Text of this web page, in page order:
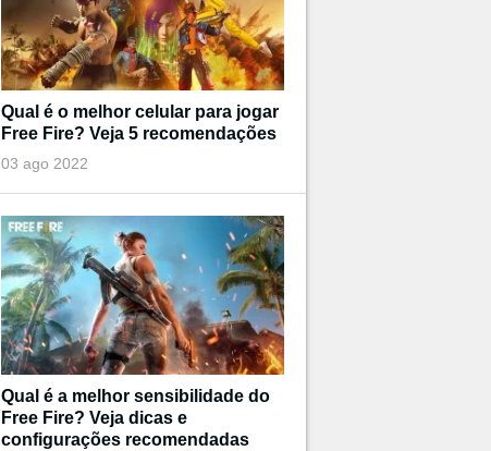
Qual é o melhor celular para jogar
Free Fire? Veja 5 recomendações
03 ago 2022
Qual é a melhor sensibilidade do
Free Fire? Veja dicas e
configurações recomendadas